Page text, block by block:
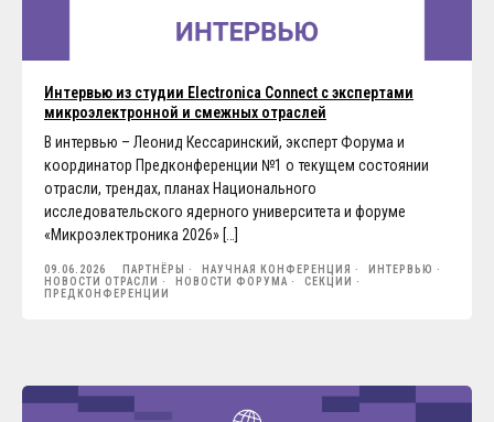
Интервью из студии Electronica Connect c экспертами
микроэлектронной и смежных отраслей
В интервью – Леонид Кессаринский, эксперт Форума и
координатор Предконференции №1 о текущем состоянии
отрасли, трендах, планах Национального
исследовательского ядерного университета и форуме
«Микроэлектроника 2026» […]
09.06.2026 ПАРТНЁРЫ НАУЧНАЯ КОНФЕРЕНЦИЯ
ИНТЕРВЬЮ
НОВОСТИ ОТРАСЛИ
НОВОСТИ ФОРУМА
СЕКЦИИ
ПРЕДКОНФЕРЕНЦИИ